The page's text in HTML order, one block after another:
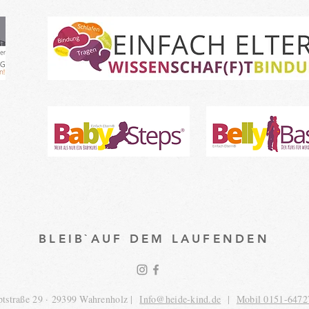
BLEIB`AUF DEM LAUFENDEN
29 · 29399 Wahrenholz | Info@heide-kind.de | Mobil 0151-